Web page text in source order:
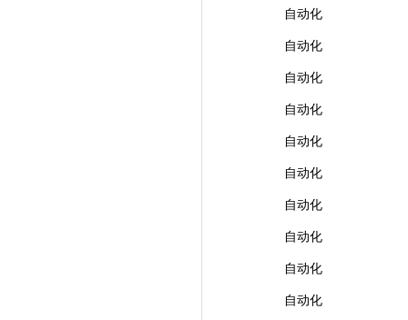
自动化
自动化
自动化
自动化
自动化
自动化
自动化
自动化
自动化
自动化